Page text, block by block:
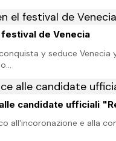
de Venecia
y seduce
candidate ufficiali
all'incoronazione e alla